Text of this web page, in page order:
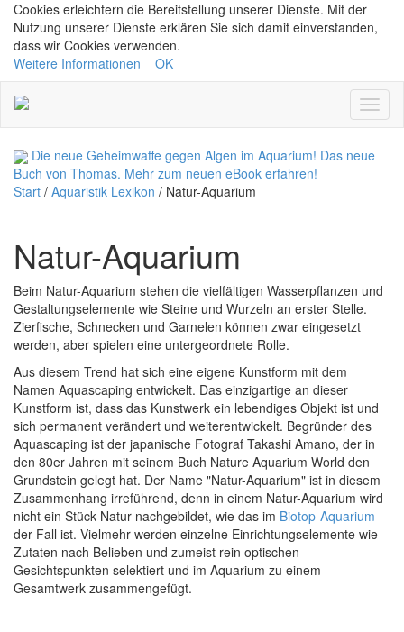
Cookies erleichtern die Bereitstellung unserer Dienste. Mit der
Nutzung unserer Dienste erklären Sie sich damit einverstanden,
dass wir Cookies verwenden.
Weitere Informationen
OK
ein/
Die neue Geheimwaffe gegen Algen im Aquarium! Das neue
Buch von Thomas. Mehr zum neuen eBook erfahren!
Start / Aquaristik Lexikon / Natur-Aquarium
Natur-Aquarium
Beim Natur-Aquarium stehen die vielfältigen Wasserpflanzen und
Gestaltungselemente wie Steine und Wurzeln an erster Stelle.
Zierfische, Schnecken und Garnelen können zwar eingesetzt
werden, aber spielen eine untergeordnete Rolle.
Aus diesem Trend hat sich eine eigene Kunstform mit dem
Namen Aquascaping entwickelt. Das einzigartige an dieser
Kunstform ist, dass das Kunstwerk ein lebendiges Objekt ist und
sich permanent verändert und weiterentwickelt. Begründer des
Aquascaping ist der japanische Fotograf Takashi Amano, der in
den 80er Jahren mit seinem Buch Nature Aquarium World den
Grundstein gelegt hat. Der Name "Natur-Aquarium" ist in diesem
Zusammenhang irreführend, denn in einem Natur-Aquarium wird
nicht ein Stück Natur nachgebildet, wie das im Biotop-Aquarium
der Fall ist. Vielmehr werden einzelne Einrichtungselemente wie
Zutaten nach Belieben und zumeist rein optischen
Gesichtspunkten selektiert und im Aquarium zu einem
Gesamtwerk zusammengefügt.